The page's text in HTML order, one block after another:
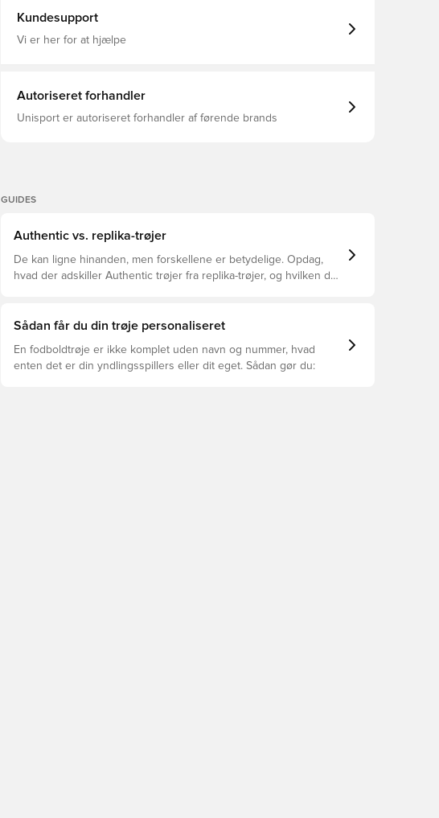
Empfohlen für ältere Kinder und Teenager zwischen 8 und
Kundesupport
Vi er her for at hjælpe
Autoriseret forhandler
Unisport er autoriseret forhandler af førende brands
GUIDES
Authentic vs. replika-trøjer
De kan ligne hinanden, men forskellene er betydelige. Opdag,
hvad der adskiller Authentic trøjer fra replika-trøjer, og hvilken der
Sådan får du din trøje personaliseret
En fodboldtrøje er ikke komplet uden navn og nummer, hvad
enten det er din yndlingsspillers eller dit eget. Sådan gør du: